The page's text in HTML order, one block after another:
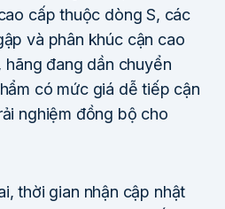
cấp thuộc dòng S, các
và phân khúc cận cao
đang dần chuyển
có mức giá dễ tiếp cận
nghiệm đồng bộ cho
thời gian nhận cập nhật